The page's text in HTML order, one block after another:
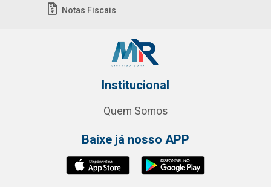
Notas Fiscais
Institucional
Quem Somos
Baixe já nosso APP